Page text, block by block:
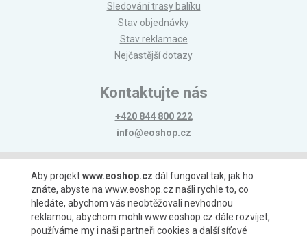
Sledování trasy balíku
Stav objednávky
Stav reklamace
Nejčastější dotazy
Kontaktujte nás
+420 844 800 222
info@eoshop.cz
Možnosti platby
Aby projektwww.eoshop.cz dál fungoval tak, jak ho
znáte, abyste na www.eoshop.cz našli rychle to, co
hledáte, abychom vás neobtěžovali nevhodnou
reklamou, abychom mohli www.eoshop.cz dále rozvíjet,
používáme my i naši partneři cookies a další síťové